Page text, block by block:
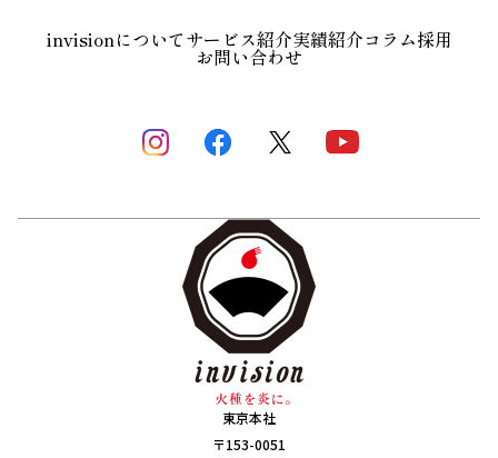
invisionについてサービス紹介実績紹介コラム採用
お問い合わせ
東京本社
〒153-0051